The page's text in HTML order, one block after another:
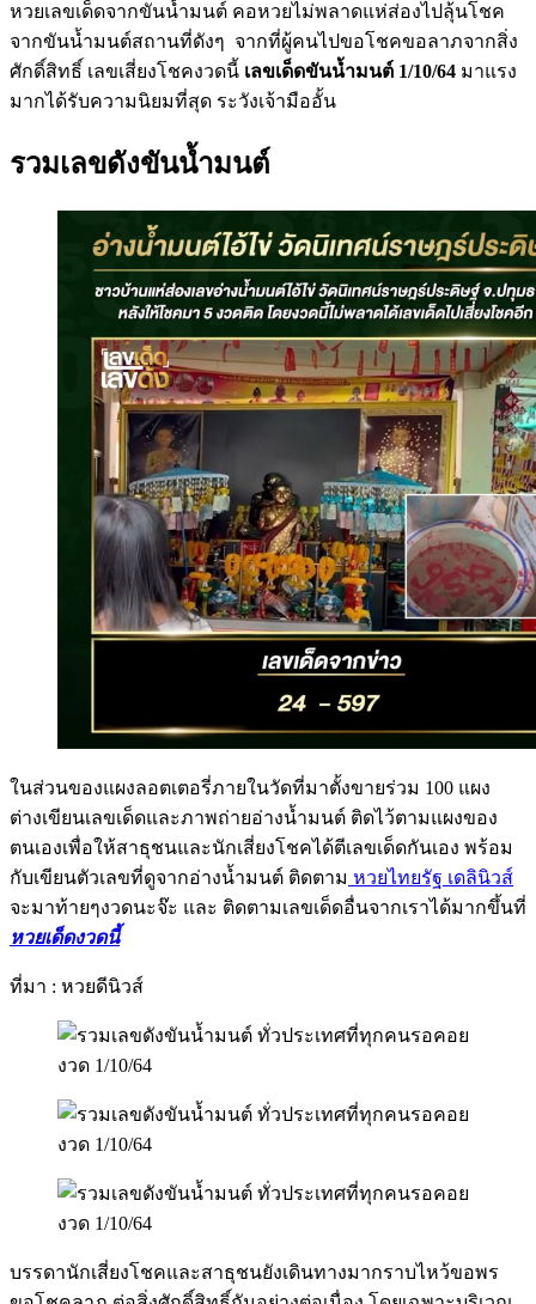
หวยเลขเด็ดจากขันน้ำมนต์ คอหวยไม่พลาดแห่ส่องไปลุ้นโชค
จากขันน้ำมนต์สถานที่ดังๆ จากที่ผู้คนไปขอโชคขอลาภจากสิ่ง
ศักดิ์สิทธิ์ เลขเสี่ยงโชคงวดนี้ เลขเด็ดขันน้ำมนต์ 1/10/64 มาแรง
มากได้รับความนิยมที่สุด ระวังเจ้ามืออั้น
รวมเลขดังขันน้ำมนต์
ในส่วนของแผงลอตเตอรี่ภายในวัดที่มาตั้งขายร่วม 100 แผง
ต่างเขียนเลขเด็ดและภาพถ่ายอ่างน้ำมนต์ ติดไว้ตามแผงของ
ตนเองเพื่อให้สาธุชนและนักเสี่ยงโชคได้ตีเลขเด็ดกันเอง พร้อม
กับเขียนตัวเลขที่ดูจากอ่างน้ำมนต์ ติดตาม หวยไทยรัฐ เดลินิวส์
จะมาท้ายๆงวดนะจ๊ะ และ ติดตามเลขเด็ดอื่นจากเราได้มากขึ้นที่
หวยเด็ดงวดนี้
ที่มา : หวยดีนิวส์
บรรดานักเสี่ยงโชคและสาธุชนยังเดินทางมากราบไหว้ขอพร